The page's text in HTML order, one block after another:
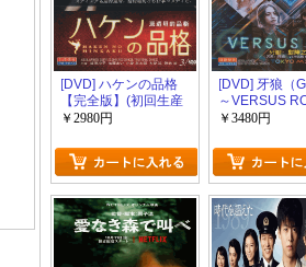
[DVD] ハケンの品格
【完全版】(初回生産
限定版)
￥2980円
[DVD] 牙狼（
～VERSUS
【完全版】(初
￥3480円